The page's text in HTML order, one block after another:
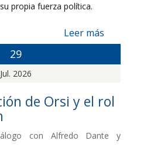
propia fuerza política.
Leer más
29
Jul. 2026
de Orsi y el rol
con Alfredo Dante y